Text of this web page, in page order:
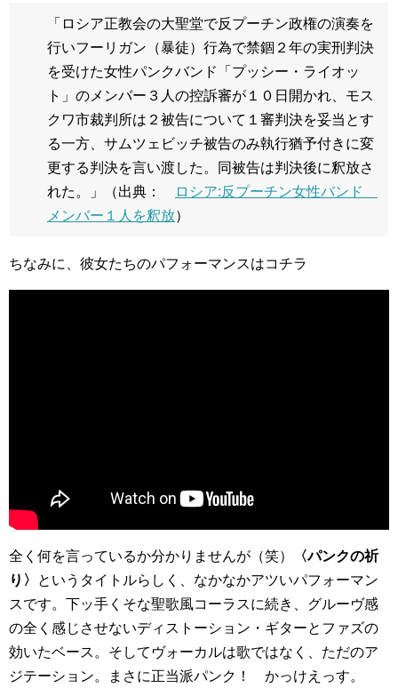
「ロシア正教会の大聖堂で反プーチン政権の演奏を
行いフーリガン（暴徒）行為で禁錮２年の実刑判決
を受けた女性パンクバンド「プッシー・ライオッ
ト」のメンバー３人の控訴審が１０日開かれ、モス
クワ市裁判所は２被告について１審判決を妥当とす
る一方、サムツェビッチ被告のみ執行猶予付きに変
更する判決を言い渡した。同被告は判決後に釈放さ
れた。」
（出典：
ロシア:反プーチン女性バンド
メンバー１人を釈放）
ちなみに、彼女たちのパフォーマンスはコチラ
全く何を言っているか分かりませんが（笑）
〈パンクの祈
り〉
というタイトルらしく、なかなかアツいパフォーマン
スです。下ッ手くそな聖歌風コーラスに続き、グルーヴ感
の全く感じさせないディストーション・ギターとファズの
効いたベース。そしてヴォーカルは歌ではなく、ただのア
ジテーション。まさに正当派パンク！ かっけえっす。